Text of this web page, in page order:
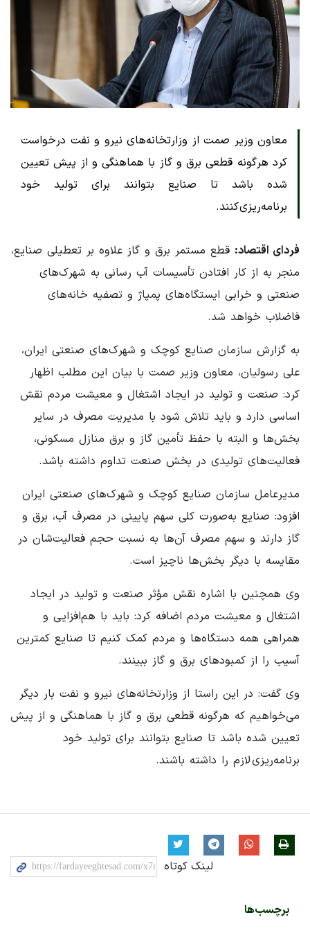
معاون وزیر صمت از وزارتخانه‌های نیرو و نفت درخواست
کرد هرگونه قطعی برق و گاز با هماهنگی و از پیش تعیین
شده باشد تا صنایع بتوانند برای تولید خود
برنامه‌ریزی کنند.
فردای اقتصاد: قطع مستمر برق و گاز علاوه بر تعطیلی صنایع،
منجر به از کار افتادن تأسیسات آب رسانی به شهرک‌های
صنعتی و خرابی ایستگاه‌های پمپاژ و تصفیه خانه‌های
فاضلاب خواهد شد.
به گزارش سازمان صنایع کوچک و شهرک‌های صنعتی ایران،
علی رسولیان، معاون وزیر صمت با بیان این مطلب اظهار
کرد: صنعت و تولید در ایجاد اشتغال و معیشت مردم نقش
اساسی دارد و باید تلاش شود با مدیریت مصرف در سایر
بخش‌ها و البته با حفظ تأمین گاز و برق منازل مسکونی،
فعالیت‌های تولیدی در بخش صنعت تداوم داشته باشد.
مدیرعامل سازمان صنایع کوچک و شهرک‌های صنعتی ایران
افزود: صنایع به‌صورت کلی سهم پایینی در مصرف آب، برق و
گاز دارند و سهم مصرف آن‌ها به نسبت حجم فعالیت‌شان در
مقایسه با دیگر بخش‌ها ناچیز است.
وی همچنین با اشاره نقش مؤثر صنعت و تولید در ایجاد
اشتغال و معیشت مردم اضافه کرد: باید با هم‌افزایی و
همراهی همه دستگاه‌ها و مردم کمک کنیم تا صنایع کمترین
آسیب را از کمبودهای برق و گاز ببینند.
وی گفت: در این راستا از وزارتخانه‌های نیرو و نفت بار دیگر
می‌خواهیم که هرگونه قطعی برق و گاز با هماهنگی و از پیش
تعیین شده باشد تا صنایع بتوانند برای تولید خود
برنامه‌ریزی لازم را داشته باشند.
لینک کوتاه
برچسب‌ها